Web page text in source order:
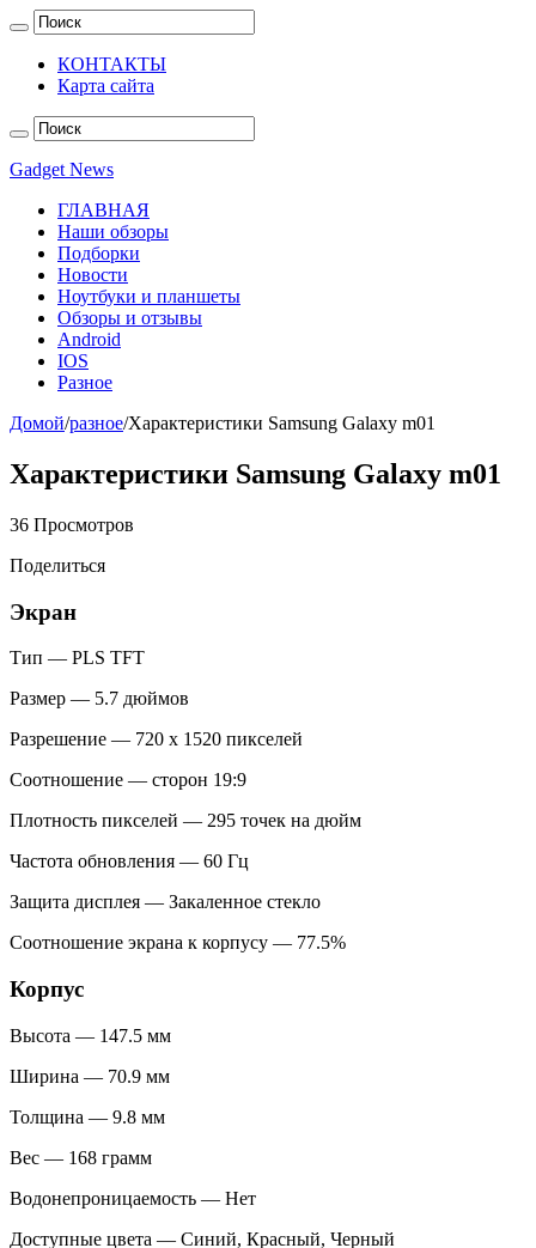
КОНТАКТЫ
Карта сайта
Gadget News
ГЛАВНАЯ
Наши обзоры
Подборки
Новости
Ноутбуки и планшеты
Обзоры и отзывы
Android
IOS
Разное
Домой/разное/Характеристики Samsung Galaxy m01
Характеристики Samsung Galaxy m01
36 Просмотров
Поделиться
Экран
Тип — PLS TFT
Размер — 5.7 дюймов
Разрешение — 720 x 1520 пикселей
Соотношение — сторон 19:9
Плотность пикселей — 295 точек на дюйм
Частота обновления — 60 Гц
Защита дисплея — Закаленное стекло
Соотношение экрана к корпусу — 77.5%
Корпус
Высота — 147.5 мм
Ширина — 70.9 мм
Толщина — 9.8 мм
Вес — 168 грамм
Водонепроницаемость — Нет
Доступные цвета — Синий, Красный, Черный